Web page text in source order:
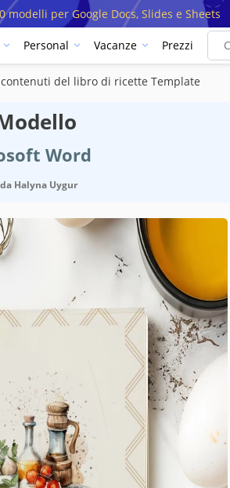
per Google Docs, Slides e Sheets
Personal Vacanze Prezzi
del libro di ricette Template
Word
Halyna Uygur